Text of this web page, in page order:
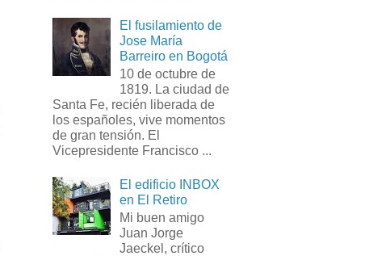
El fusilamiento de
Jose María
Barreiro en Bogotá
10 de octubre de
1819. La ciudad de
Santa Fe, recién liberada de
los españoles, vive momentos
de gran tensión. El
Vicepresidente Francisco ...
El edificio INBOX
en El Retiro
Mi buen amigo
Juan Jorge
Jaeckel, crítico